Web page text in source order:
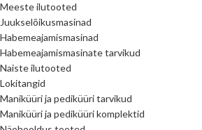
Meeste ilutooted
Juukselõikusmasinad
Habemeajamismasinad
Habemeajamismasinate tarvikud
Naiste ilutooted
Lokitangid
Maniküüri ja pediküüri tarvikud
Maniküüri ja pediküüri komplektid